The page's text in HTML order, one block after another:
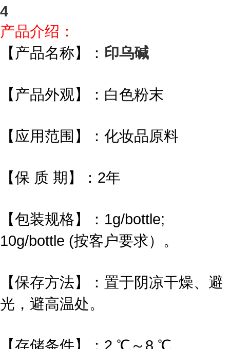
4
产品介绍：
【产品名称】： 印乌碱
【产品外观】：白色粉末
【应用范围】：化妆品原料
【保 质 期】：2年
【包装规格】：1g/bottle;
10g/bottle (按客户要求）。
【保存方法】：置于阴凉干燥、避
光，避高温处。
【存储条件】：2 ℃～8 ℃